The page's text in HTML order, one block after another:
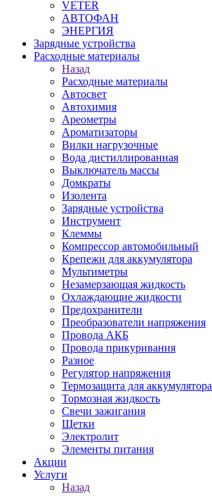
VETER
АВТОФАН
ЭНЕРГИЯ
Зарядные устройства
Расходные материалы
Назад
Расходные материалы
Автосвет
Автохимия
Ареометры
Ароматизаторы
Вилки нагрузочные
Вода дистиллированная
Выключатель массы
Домкраты
Изолента
Зарядные устройства
Инструмент
Клеммы
Компрессор автомобильный
Крепежи для аккумулятора
Мультиметры
Незамерзающая жидкость
Охлаждающие жидкости
Предохранители
Преобразователи напряжения
Провода АКБ
Провода прикуривания
Разное
Регулятор напряжения
Термозащита для аккумулятора
Тормозная жидкость
Свечи зажигания
Щетки
Электролит
Элементы питания
Акции
Услуги
Назад